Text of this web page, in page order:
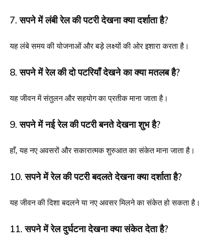
7. सपने में लंबी रेल की पटरी देखना क्या दर्शाता है?
यह लंबे समय की योजनाओं और बड़े लक्ष्यों की ओर इशारा करता है।
8. सपने में रेल की दो पटरियाँ देखने का क्या मतलब है?
यह जीवन में संतुलन और सहयोग का प्रतीक माना जाता है।
9. सपने में नई रेल की पटरी बनते देखना शुभ है?
हाँ, यह नए अवसरों और सकारात्मक शुरुआत का संकेत माना जाता है।
10. सपने में रेल की पटरी बदलते देखना क्या दर्शाता है?
यह जीवन की दिशा बदलने या नए अवसर मिलने का संकेत हो सकता है।
11. सपने में रेल दुर्घटना देखना क्या संकेत देता है?